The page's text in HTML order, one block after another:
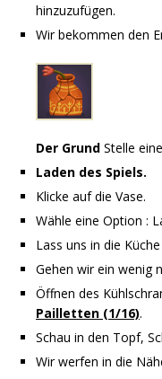
hinzuzufügen.
Wir bekommen den
Der Grund Stelle
Laden des Spiels.
Klicke auf die Vase.
Wähle eine Option :
Lass uns in die
Gehen wir ein wenig
Öffnen des
Pailletten (1/16).
Schau in den Topf,
Wir werfen in die